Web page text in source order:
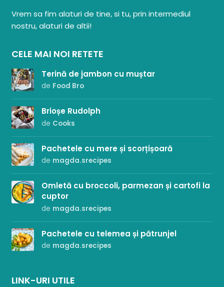
Vrem sa fim alaturi de tine, si tu, prin intermediul
nostru, alaturi de altii!
CELE MAI NOI RETETE
Terină de jambon cu muștar
de Food Bro
Brioșe Rudolph
de Cooks
Pachetele cu mere și scorțișoară
de magda.srecipes
Omletă cu broccoli, parmezan și cartofi la
cuptor
de magda.srecipes
Pachetele cu telemea și pătrunjel
de magda.srecipes
LINK-URI UTILE